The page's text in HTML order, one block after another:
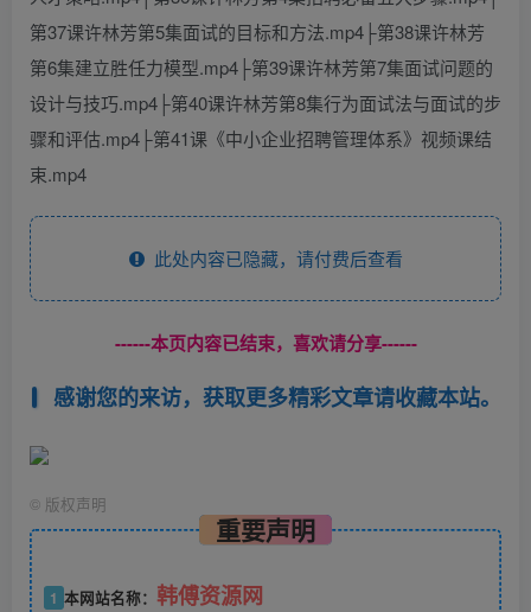
第37课许林芳第5集面试的目标和方法.mp4├第38课许林芳
第6集建立胜任力模型.mp4├第39课许林芳第7集面试问题的
设计与技巧.mp4├第40课许林芳第8集行为面试法与面试的步
骤和评估.mp4├第41课《中小企业招聘管理体系》视频课结
束.mp4
此处内容已隐藏，请付费后查看
------本页内容已结束，喜欢请分享------
感谢您的来访，获取更多精彩文章请收藏本站。
© 版权声明
重要声明
1 本网站名称： 韩傅资源网